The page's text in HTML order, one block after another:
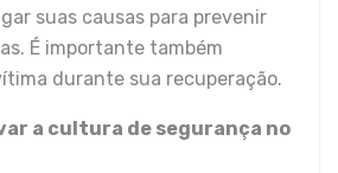
suas causas para prevenir
É importante também
durante sua recuperação.
a cultura de segurança no